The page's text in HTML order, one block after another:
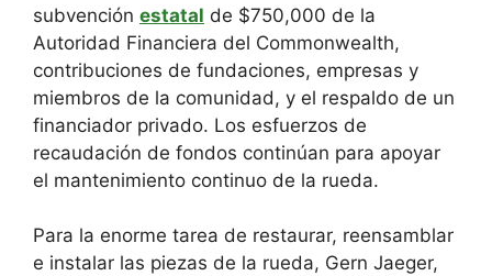
subvención estatal de $750,000 de la
Autoridad Financiera del Commonwealth,
contribuciones de fundaciones, empresas y
miembros de la comunidad, y el respaldo de un
financiador privado. Los esfuerzos de
recaudación de fondos continúan para apoyar
el mantenimiento continuo de la rueda.
Para la enorme tarea de restaurar, reensamblar
e instalar las piezas de la rueda, Gern Jaeger,